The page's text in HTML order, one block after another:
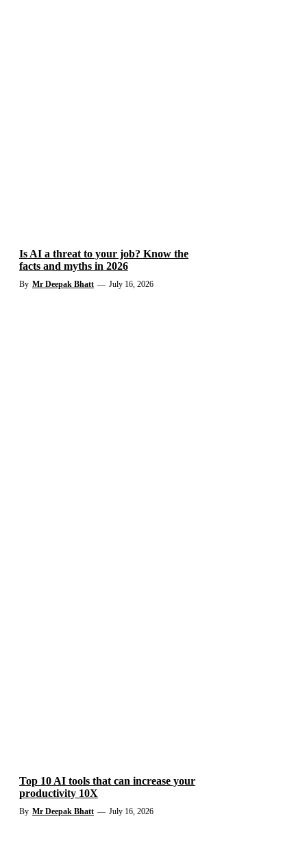
Is AI a threat to your job? Know the
facts and myths in 2026
By Mr Deepak Bhatt — July 16, 2026
Top 10 AI tools that can increase your
productivity 10X
By Mr Deepak Bhatt — July 16, 2026